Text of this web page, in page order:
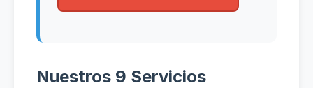
Nuestros 9 Servicios